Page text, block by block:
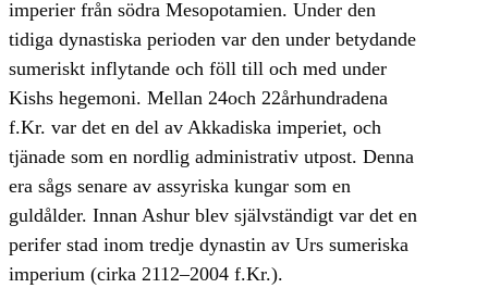
imperier från södra Mesopotamien. Under den
tidiga dynastiska perioden var den under betydande
sumeriskt inflytande och föll till och med under
Kishs hegemoni. Mellan 24och 22århundradena
f.Kr. var det en del av Akkadiska imperiet, och
tjänade som en nordlig administrativ utpost. Denna
era sågs senare av assyriska kungar som en
guldålder. Innan Ashur blev självständigt var det en
perifer stad inom tredje dynastin av Urs sumeriska
imperium (cirka 2112–2004 f.Kr.).